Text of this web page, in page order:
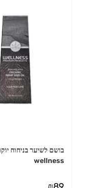
בושם לשיער בניחוח
wellness